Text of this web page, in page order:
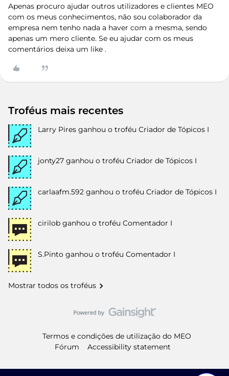
Apenas procuro ajudar outros utilizadores e clientes MEO
com os meus conhecimentos, não sou colaborador da
empresa nem tenho nada a haver com a mesma, sendo
apenas um mero cliente. Se eu ajudar com os meus
comentários deixa um like .
Troféus mais recentes
Larry Pires ganhou o troféu Criador de Tópicos I
jonty27 ganhou o troféu Criador de Tópicos I
carlaafm.592 ganhou o troféu Criador de Tópicos I
cirilob ganhou o troféu Comentador I
S.Pinto ganhou o troféu Comentador I
Mostrar todos os troféus
Termos e condições de utilização do MEO
Fórum
Accessibility statement